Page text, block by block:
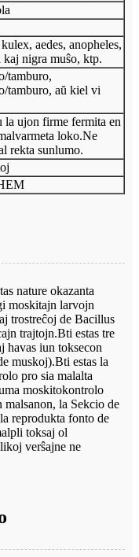
aedes, anopheles,
kaj nigra muŝo, ktp.
tamburo,
tamburo, aŭ kiel vi
la ujon firme fermita en
loko.Ne
rekta sunlumo.
nature okazanta
moskitajn larvojn
trostreĉoj de Bacillus
trajtojn.Bti estas tre
havas iun toksecon
muskoj).Bti estas la
pro sia malalta
moskitokontrolo
malsanon, la Sekcio de
reprodukta fonto de
toksaj ol
verŝajne ne